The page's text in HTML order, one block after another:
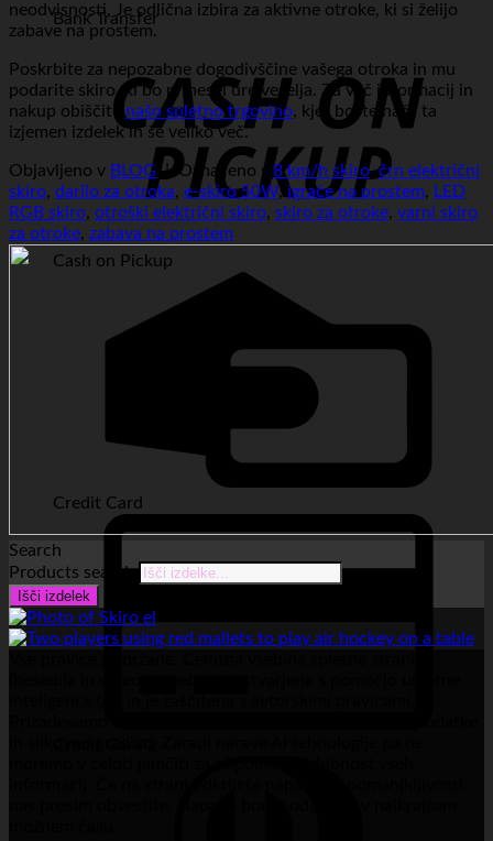
Bank Transfer
Cash on Pickup
Credit Card
neodvisnosti. Je odlična izbira za aktivne otroke, ki si želijo
zabave na prostem.
Poskrbite za nepozabne dogodivščine vašega otroka in mu
podarite skiro, ki bo prinesel ure veselja. Za več informacij in
nakup obiščitenašo spletno trgovino, kjer boste našli ta
izjemen izdelek in še veliko več.
Objavljeno v BLOG | Označeno s 8 km/h skiro,črn električni
skiro, darilo za otroka, e-skiro 50W, igrače na prostem, LED
RGB skiro, otroški električni skiro, skiro za otroke, varni skiro
za otroke, zabava na prostem
Search
Products search
Išči izdelek